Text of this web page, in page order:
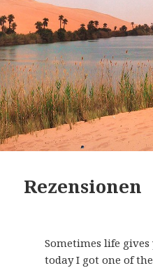
Rezensionen
Sometimes life
today I got one of